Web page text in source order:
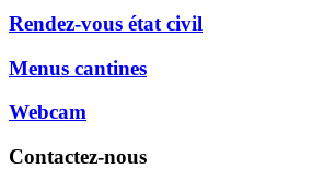
Rendez-vous état civil
Menus cantines
Webcam
Contactez-nous